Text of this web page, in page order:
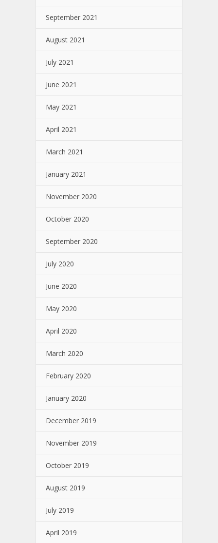
September 2021
August 2021
July 2021
June 2021
May 2021
April 2021
March 2021
January 2021
November 2020
October 2020
September 2020
July 2020
June 2020
May 2020
April 2020
March 2020
February 2020
January 2020
December 2019
November 2019
October 2019
August 2019
July 2019
April 2019